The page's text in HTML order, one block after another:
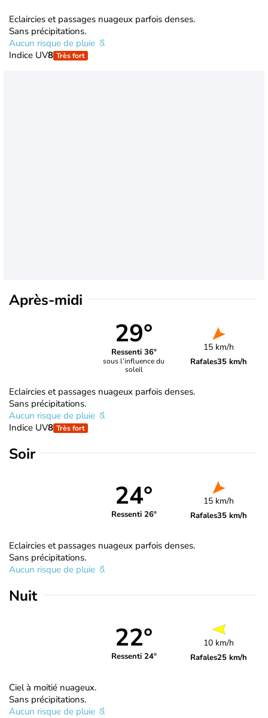
Eclaircies et passages nuageux parfois denses.
Sans précipitations.
Aucun risque de pluie
Indice UV8 Très fort
Après-midi
29°
Ressenti 36°
sous l’influence du
soleil
15 km/h
Rafales35 km/h
Eclaircies et passages nuageux parfois denses.
Sans précipitations.
Aucun risque de pluie
Indice UV8 Très fort
Soir
24°
Ressenti 26°
15 km/h
Rafales35 km/h
Eclaircies et passages nuageux parfois denses.
Sans précipitations.
Aucun risque de pluie
Nuit
22°
Ressenti 24°
10 km/h
Rafales25 km/h
Ciel à moitié nuageux.
Sans précipitations.
Aucun risque de pluie